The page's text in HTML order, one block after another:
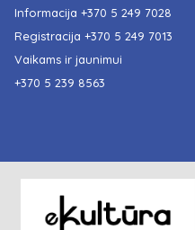
Informacija +370 5 249 7028
Registracija +370 5 249 7013
Vaikams ir jaunimui
+370 5 239 8563